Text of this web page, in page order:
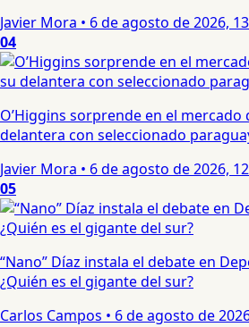
Javier Mora • 6 de agosto de 2026,
04
O’Higgins sorprende en el mercado
delantera con seleccionado
Javier Mora • 6 de agosto de 2026,
05
“Nano” Díaz instala el debate en
¿Quién es el gigante del sur?
Carlos Campos • 6 de agosto de